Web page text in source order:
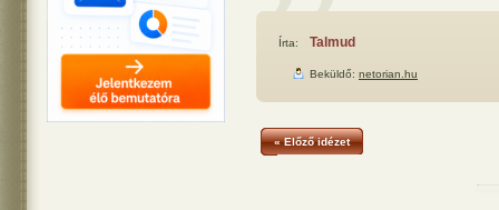
Írta: Talmud
Beküldő: netorian.hu
« Előző idézet